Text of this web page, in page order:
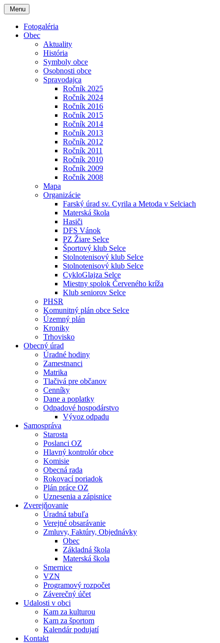
Menu
Fotogaléria
Obec
Aktuality
História
Symboly obce
Osobnosti obce
Spravodajca
Ročník 2025
Ročník 2024
Ročník 2016
Ročník 2015
Ročník 2014
Ročník 2013
Ročník 2012
Ročník 2011
Ročník 2010
Ročník 2009
Ročník 2008
Mapa
Organizácie
Farský úrad sv. Cyrila a Metoda v Selciach
Materská škola
Hasiči
DFS Vánok
PZ Žiare Selce
Športový klub Selce
Stolnotenisový klub Selce
Stolnotenisový klub Selce
CykloGlajza Selce
Miestny spolok Červeného kríža
Klub seniorov Selce
PHSR
Komunitný plán obce Selce
Územný plán
Kroniky
Trhovisko
Obecný úrad
Úradné hodiny
Zamestnanci
Matrika
Tlačivá pre občanov
Cenníky
Dane a poplatky
Odpadové hospodárstvo
Vývoz odpadu
Samospráva
Starosta
Poslanci OZ
Hlavný kontrolór obce
Komisie
Obecná rada
Rokovací poriadok
Plán práce OZ
Uznesenia a zápisnice
Zverejňovanie
Úradná tabuľa
Verejné obsarávanie
Zmluvy, Faktúry, Objednávky
Obec
Základná škola
Materská škola
Smernice
VZN
Programový rozpočet
Záverečný účet
Udalosti v obci
Kam za kulturou
Kam za športom
Kalendár podujatí
Kontakt